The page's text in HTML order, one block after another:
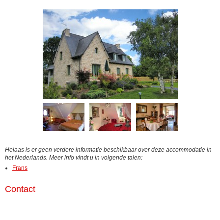
Helaas is er geen verdere informatie beschikbaar over deze accommodatie in
het Nederlands. Meer info vindt u in volgende talen:
Frans
Contact